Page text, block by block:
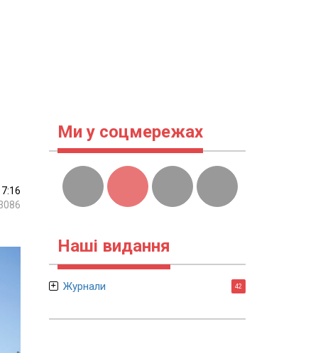
Ми у соцмережах
Наші видання
Журнали 42